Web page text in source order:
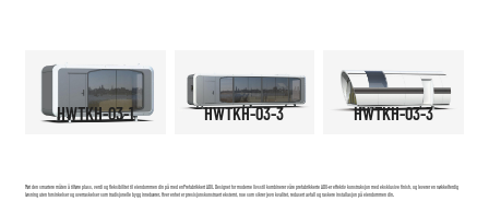
HWTKH-03-1 HWTKH-03-3 HWTKH-03-3
Møt den smartere måten å tilføre plass, verdi og fleksibilitet til eiendommen din på med enPrefabrikkert ADU . Designet for moderne livsstil kombinerer våre prefabrikkerte ADU-er effektiv konstruksjon med eksklusive finish, og leverer en nøkkelferdig
løsning uten forsinkelser og overraskelser som tradisjonelle bygg innebærer. Hver enhet er presisjonskonstruert eksternt, noe som sikrer jevn kvalitet, redusert avfall og raskere installasjon på eiendommen din.